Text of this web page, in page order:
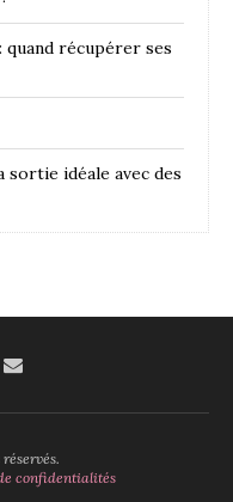
récupérer ses
sortie idéale avec des
confidentialités